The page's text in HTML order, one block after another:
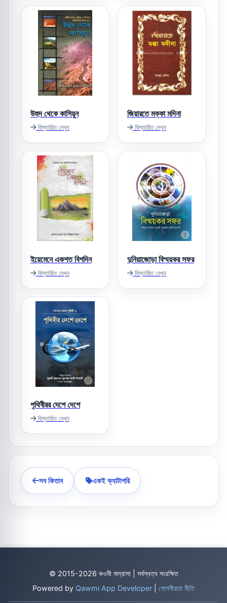
উহুদ থেকে কাসিয়ুন
বিস্তারিত দেখুন
জিয়ারতে মক্কা মদিনা
বিস্তারিত দেখুন
ইয়েমেনে একশত বিশদিন
বিস্তারিত দেখুন
দুনিয়াজোড়া বিস্ময়কর সফর
বিস্তারিত দেখুন
পৃথিবীরর দেশে দেশে
বিস্তারিত দেখুন
সব কিতাব একই ক্যাটাগরি
© 2015-2026 কওমী মাদ্রাসা | সর্বস্বত্ব সংরক্ষিত
Powered by Qawmi App Developer গোপনীয়তা নীতি